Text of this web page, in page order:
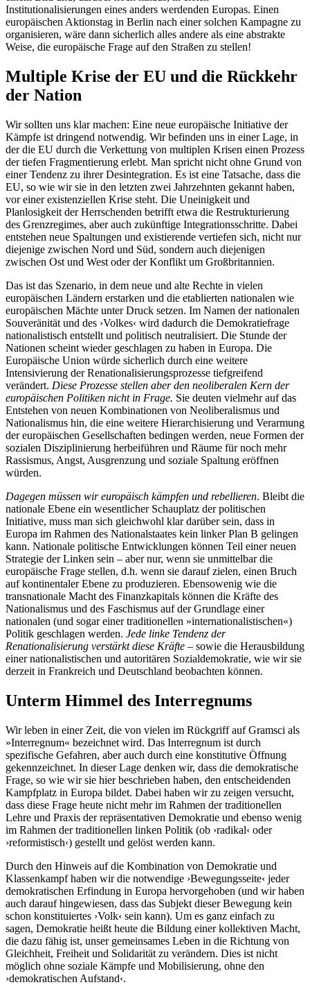
Institutionalisierungen eines anders werdenden Europas. Einen
europäischen Aktionstag in Berlin nach einer solchen Kampagne zu
organisieren, wäre dann sicherlich alles andere als eine abstrakte
Weise, die europäische Frage auf den Straßen zu stellen!
Multiple Krise der EU und die Rückkehr
der Nation
Wir sollten uns klar machen: Eine neue europäische Initiative der
Kämpfe ist dringend notwendig. Wir befinden uns in einer Lage, in
der die EU durch die Verkettung von multiplen Krisen einen Prozess
der tiefen Fragmentierung erlebt. Man spricht nicht ohne Grund von
einer Tendenz zu ihrer Desintegration. Es ist eine Tatsache, dass die
EU, so wie wir sie in den letzten zwei Jahrzehnten gekannt haben,
vor einer existenziellen Krise steht. Die Uneinigkeit und
Planlosigkeit der Herrschenden betrifft etwa die Restrukturierung
des Grenzregimes, aber auch zukünftige Integrationsschritte. Dabei
entstehen neue Spaltungen und existierende vertiefen sich, nicht nur
diejenige zwischen Nord und Süd, sondern auch diejenigen
zwischen Ost und West oder der Konflikt um Großbritannien.
Das ist das Szenario, in dem neue und alte Rechte in vielen
europäischen Ländern erstarken und die etablierten nationalen wie
europäischen Mächte unter Druck setzen. Im Namen der nationalen
Souveränität und des ›Volkes‹ wird dadurch die Demokratiefrage
nationalistisch entstellt und politisch neutralisiert. Die Stunde der
Nationen scheint wieder geschlagen zu haben in Europa. Die
Europäische Union würde sicherlich durch eine weitere
Intensivierung der Renationalisierungsprozesse tiefgreifend
verändert. Diese Prozesse stellen aber den neoliberalen Kern der
europäischen Politiken nicht in Frage. Sie deuten vielmehr auf das
Entstehen von neuen Kombinationen von Neoliberalismus und
Nationalismus hin, die eine weitere Hierarchisierung und Verarmung
der europäischen Gesellschaften bedingen werden, neue Formen der
sozialen Disziplinierung herbeiführen und Räume für noch mehr
Rassismus, Angst, Ausgrenzung und soziale Spaltung eröffnen
würden.
Dagegen müssen wir europäisch kämpfen und rebellieren. Bleibt die
nationale Ebene ein wesentlicher Schauplatz der politischen
Initiative, muss man sich gleichwohl klar darüber sein, dass in
Europa im Rahmen des Nationalstaates kein linker Plan B gelingen
kann. Nationale politische Entwicklungen können Teil einer neuen
Strategie der Linken sein – aber nur, wenn sie unmittelbar die
europäische Frage stellen, d.h. wenn sie darauf zielen, einen Bruch
auf kontinentaler Ebene zu produzieren. Ebensowenig wie die
transnationale Macht des Finanzkapitals können die Kräfte des
Nationalismus und des Faschismus auf der Grundlage einer
nationalen (und sogar einer traditionellen »internationalistischen«)
Politik geschlagen werden. Jede linke Tendenz der
Renationalisierung verstärkt diese Kräfte – sowie die Herausbildung
einer nationalistischen und autoritären Sozialdemokratie, wie wir sie
derzeit in Frankreich und Deutschland beobachten können.
Unterm Himmel des Interregnums
Wir leben in einer Zeit, die von vielen im Rückgriff auf Gramsci als
»Interregnum« bezeichnet wird. Das Interregnum ist durch
spezifische Gefahren, aber auch durch eine konstitutive Öffnung
gekennzeichnet. In dieser Lage denken wir, dass die demokratische
Frage, so wie wir sie hier beschrieben haben, den entscheidenden
Kampfplatz in Europa bildet. Dabei haben wir zu zeigen versucht,
dass diese Frage heute nicht mehr im Rahmen der traditionellen
Lehre und Praxis der repräsentativen Demokratie und ebenso wenig
im Rahmen der traditionellen linken Politik (ob ›radikal‹ oder
›reformistisch‹) gestellt und gelöst werden kann.
Durch den Hinweis auf die Kombination von Demokratie und
Klassenkampf haben wir die notwendige ›Bewegungsseite‹ jeder
demokratischen Erfindung in Europa hervorgehoben (und wir haben
auch darauf hingewiesen, dass das Subjekt dieser Bewegung kein
schon konstituiertes ›Volk‹ sein kann). Um es ganz einfach zu
sagen, Demokratie heißt heute die Bildung einer kollektiven Macht,
die dazu fähig ist, unser gemeinsames Leben in die Richtung von
Gleichheit, Freiheit und Solidarität zu verändern. Dies ist nicht
möglich ohne soziale Kämpfe und Mobilisierung, ohne den
›demokratischen Aufstand‹.